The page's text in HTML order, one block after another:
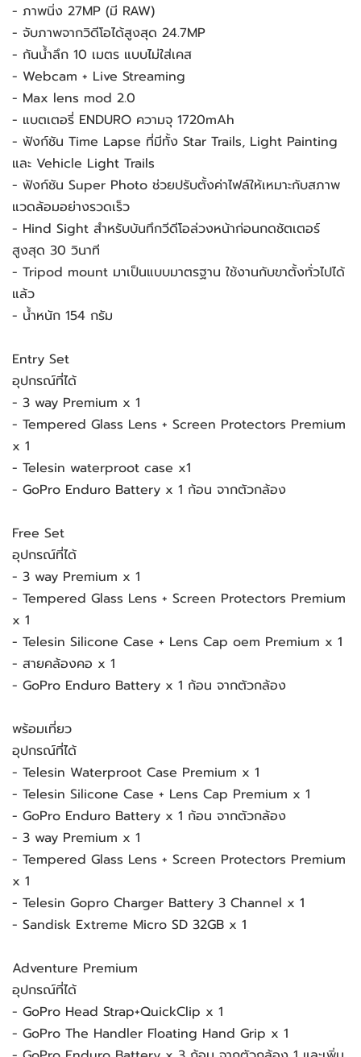
- ภาพนิ่ง 27MP (มี RAW)
- จับภาพจากวิดีโอได้สูงสุด 24.7MP
- กันน้ำลึก 10 เมตร แบบไม่ใส่เคส
- Webcam + Live Streaming
- Max lens mod 2.0
- แบตเตอรี่ ENDURO ความจุ 1720mAh
- ฟังก์ชัน Time Lapse ที่มีทั้ง Star Trails, Light Painting
และ Vehicle Light Trails
- ฟังก์ชัน Super Photo ช่วยปรับตั้งค่าไฟล์ให้เหมาะกับสภาพ
แวดล้อมอย่างรวดเร็ว
- Hind Sight สำหรับบันทึกวีดีโอล่วงหน้าก่อนกดชัตเตอร์
สูงสุด 30 วินาที
- Tripod mount มาเป็นแบบมาตรฐาน ใช้งานกับขาตั้งทั่วไปได้
แล้ว
- น้ำหนัก 154 กรัม
Entry Set
อุปกรณ์ที่ได้
- 3 way Premium x 1
- Tempered Glass Lens + Screen Protectors Premium
x 1
- Telesin waterproot case x1
- GoPro Enduro Battery x 1 ก้อน จากตัวกล้อง
Free Set
อุปกรณ์ที่ได้
- 3 way Premium x 1
- Tempered Glass Lens + Screen Protectors Premium
x 1
- Telesin Silicone Case + Lens Cap oem Premium x 1
- สายคล้องคอ x 1
- GoPro Enduro Battery x 1 ก้อน จากตัวกล้อง
พร้อมเที่ยว
อุปกรณ์ที่ได้
- Telesin Waterproot Case Premium x 1
- Telesin Silicone Case + Lens Cap Premium x 1
- GoPro Enduro Battery x 1 ก้อน จากตัวกล้อง
- 3 way Premium x 1
- Tempered Glass Lens + Screen Protectors Premium
x 1
- Telesin Gopro Charger Battery 3 Channel x 1
- Sandisk Extreme Micro SD 32GB x 1
Adventure Premium
อุปกรณ์ที่ได้
- GoPro Head Strap+QuickClip x 1
- GoPro The Handler Floating Hand Grip x 1